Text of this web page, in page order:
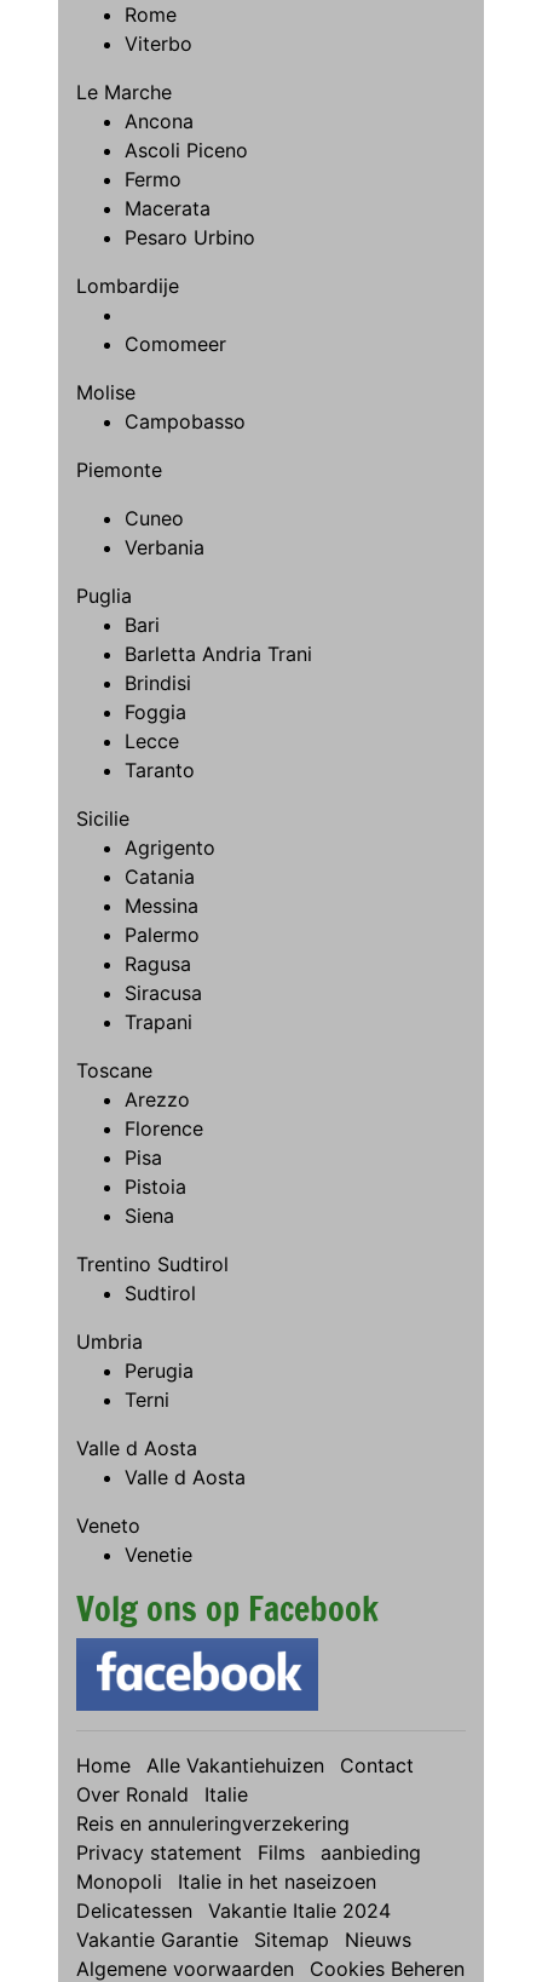
Rome
Viterbo
Le Marche
Ancona
Ascoli Piceno
Fermo
Macerata
Pesaro Urbino
Lombardije
Comomeer
Molise
Campobasso
Piemonte
Cuneo
Verbania
Puglia
Bari
Barletta Andria Trani
Brindisi
Foggia
Lecce
Taranto
Sicilie
Agrigento
Catania
Messina
Palermo
Ragusa
Siracusa
Trapani
Toscane
Arezzo
Florence
Pisa
Pistoia
Siena
Trentino Sudtirol
Sudtirol
Umbria
Perugia
Terni
Valle d Aosta
Valle d Aosta
Veneto
Venetie
Volg ons op Facebook
Home Alle Vakantiehuizen
Contact
Over Ronald
Italie
Reis en annuleringverzekering
Privacy statement
Films
aanbieding
Monopoli
Italie in het naseizoen
Delicatessen
Vakantie Italie 2024
Vakantie Garantie
Sitemap
Nieuws
Algemene voorwaarden
Cookies Beheren